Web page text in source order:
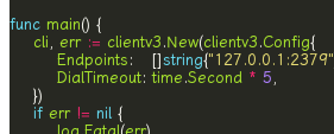
func main
cli
err := clientv3 .New(clientv3 .Config
Endpoints :   []string{"127.0.0.1:2379"
DialTimeout: time .Second * 5
if err != nil